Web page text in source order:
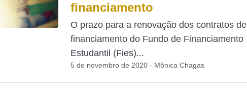
financiamento
O prazo para a renovação dos contratos de
financiamento do Fundo de Financiamento
Estudantil (Fies)...
5 de novembro de 2020 - Mônica Chagas